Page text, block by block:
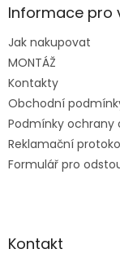
aInformace pro
Jak nakupovat
MONTÁŽ
Kontakty
Obchodní
Podmínky ochrany
Reklamační
Formulář pro
Kontakt